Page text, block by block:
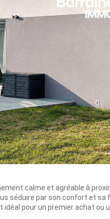
calme et agréable à
séduire par son confort et
idéal pour un premier achat ou